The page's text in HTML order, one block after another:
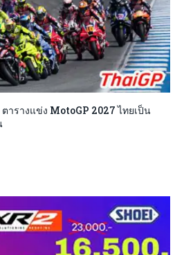
ารางแข่ง MotoGP 2027 ไทยเป็น